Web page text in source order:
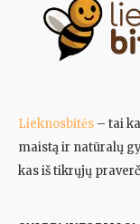
Lieknosbitės – tai
maistą ir natūralų
kas iš tikrųjų